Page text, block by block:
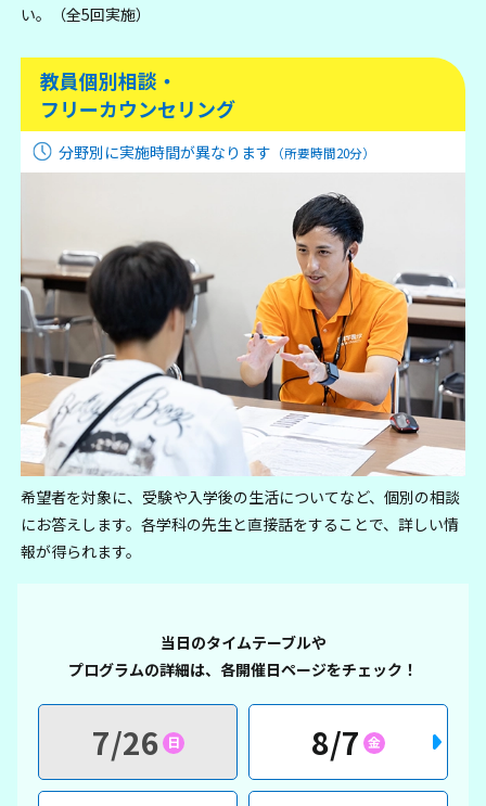
い。（全5回実施）
教員個別相談・
フリーカウンセリング
分野別に実施時間が異なります （所要時間20分）
希望者を対象に、受験や入学後の生活についてなど、個別の相談
にお答えします。各学科の先生と直接話をすることで、詳しい情
報が得られます。
当日のタイムテーブルや
プログラムの詳細は、各開催日ページをチェック！
7/26 日 8/7 金